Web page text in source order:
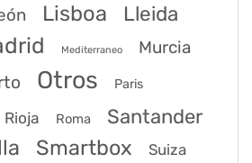
Lisboa Lleida
Mediterraneo Murcia
Otros Paris
Rioja Roma Santander
Smartbox Suiza